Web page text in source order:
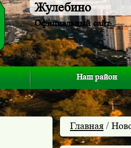
Жулебино
Официальный сайт
Наш район
Главная /